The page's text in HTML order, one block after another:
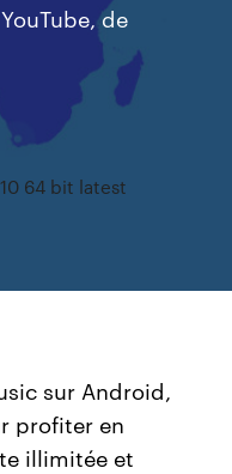
de
64 bit latest
sur Android,
profiter en
illimitée et